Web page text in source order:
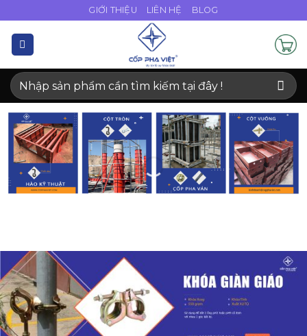
dung
GIỚI THIỆU LIÊN HỆ BLOG
Tìm
kiếm: